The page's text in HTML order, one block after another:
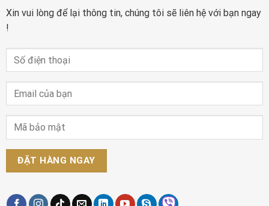
Xin vui lòng để lại thông tin, chúng tôi sẽ liên hệ với bạn ngay
!